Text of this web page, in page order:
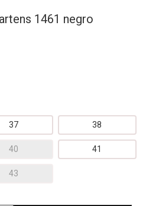
1461 negro
37 38
40 41
43